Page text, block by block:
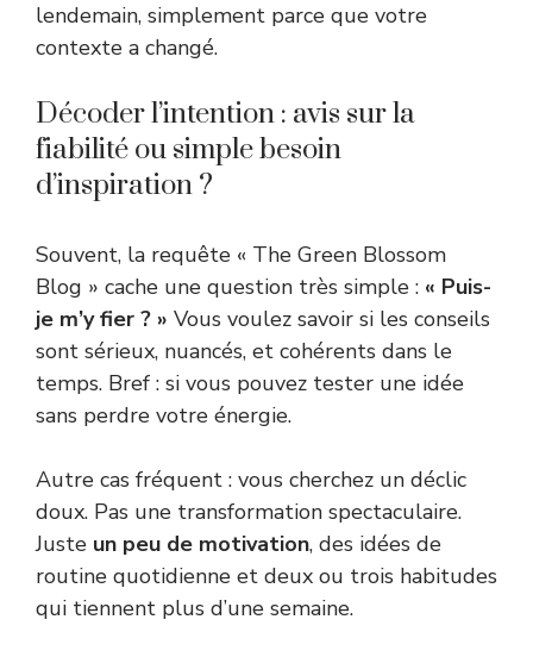
lendemain, simplement parce que votre
contexte a changé.
Décoder l’intention : avis sur la
fiabilité ou simple besoin
d’inspiration ?
Souvent, la requête « The Green Blossom
Blog » cache une question très simple : « Puis-
je m’y fier ? » Vous voulez savoir si les conseils
sont sérieux, nuancés, et cohérents dans le
temps. Bref : si vous pouvez tester une idée
sans perdre votre énergie.
Autre cas fréquent : vous cherchez un déclic
doux. Pas une transformation spectaculaire.
Juste un peu de motivation, des idées de
routine quotidienne et deux ou trois habitudes
qui tiennent plus d’une semaine.